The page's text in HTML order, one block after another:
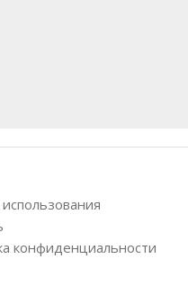
конфиденциальности